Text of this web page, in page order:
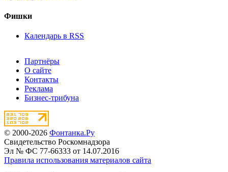
Фишки
Календарь в RSS
Партнёры
О сайте
Контакты
Реклама
Бизнес-трибуна
© 2000-2026 Фонтанка.Ру
Свидетельство Роскомнадзора
Эл № ФС 77-66333 от 14.07.2016
Правила использования материалов сайта